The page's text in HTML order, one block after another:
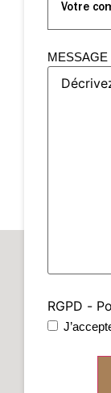
ou organiser
Chaque
le potentiel
MESSAGE
RGPD -
CRÉER